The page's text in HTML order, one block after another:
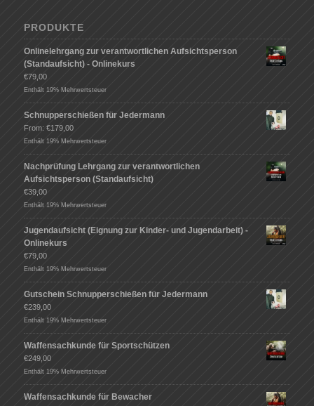
PRODUKTE
Onlinelehrgang zur verantwortlichen Aufsichtsperson
(Standaufsicht) - Onlinekurs
€79,00
Enthält 19% Mehrwertsteuer
Schnupperschießen für Jedermann
From: €179,00
Enthält 19% Mehrwertsteuer
Nachprüfung Lehrgang zur verantwortlichen
Aufsichtsperson (Standaufsicht)
€39,00
Enthält 19% Mehrwertsteuer
Jugendaufsicht (Eignung zur Kinder- und Jugendarbeit) -
Onlinekurs
€79,00
Enthält 19% Mehrwertsteuer
Gutschein Schnupperschießen für Jedermann
€239,00
Enthält 19% Mehrwertsteuer
Waffensachkunde für Sportschützen
€249,00
Enthält 19% Mehrwertsteuer
Waffensachkunde für Bewacher